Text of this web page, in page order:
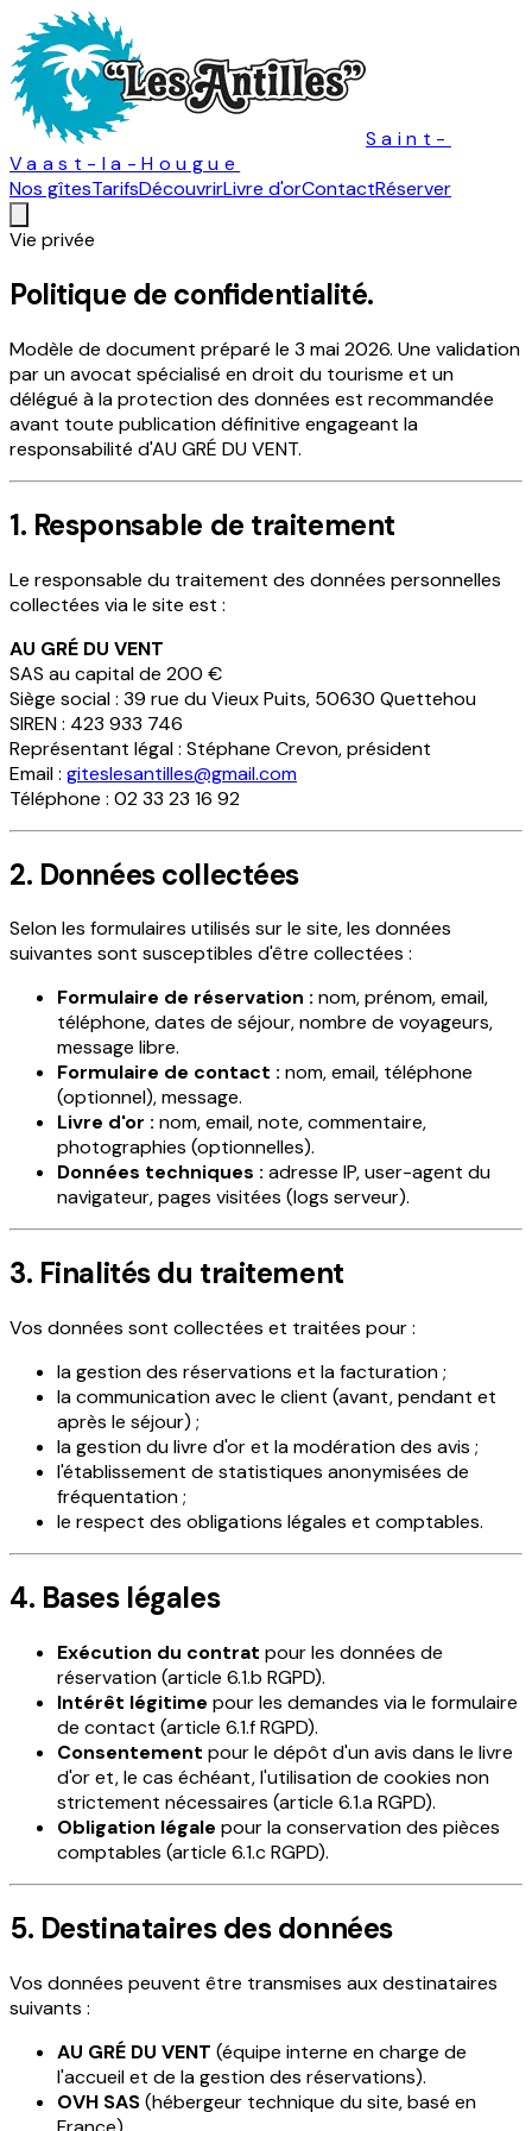
Saint-
Vaast-la-Hougue
Nos gîtesTarifsDécouvrirLivre d'orContactRéserver
Vie privée
Politique de confidentialité.
Modèle de document préparé le 3 mai 2026. Une validation
par un avocat spécialisé en droit du tourisme et un
délégué à la protection des données est recommandée
avant toute publication définitive engageant la
responsabilité d'AU GRÉ DU VENT.
1. Responsable de traitement
Le responsable du traitement des données personnelles
collectées via le site est :
AU GRÉ DU VENT
SAS au capital de 200 €
Siège social : 39 rue du Vieux Puits, 50630 Quettehou
SIREN : 423 933 746
Représentant légal : Stéphane Crevon, président
Email : giteslesantilles@gmail.com
Téléphone : 02 33 23 16 92
2. Données collectées
Selon les formulaires utilisés sur le site, les données
suivantes sont susceptibles d'être collectées :
Formulaire de réservation : nom, prénom, email,
téléphone, dates de séjour, nombre de voyageurs,
message libre.
Formulaire de contact : nom, email, téléphone
(optionnel), message.
Livre d'or : nom, email, note, commentaire,
photographies (optionnelles).
Données techniques : adresse IP, user-agent du
navigateur, pages visitées (logs serveur).
3. Finalités du traitement
Vos données sont collectées et traitées pour :
la gestion des réservations et la facturation ;
la communication avec le client (avant, pendant et
après le séjour) ;
la gestion du livre d'or et la modération des avis ;
l'établissement de statistiques anonymisées de
fréquentation ;
le respect des obligations légales et comptables.
4. Bases légales
Exécution du contrat pour les données de
réservation (article 6.1.b RGPD).
Intérêt légitime pour les demandes via le formulaire
de contact (article 6.1.f RGPD).
Consentement pour le dépôt d'un avis dans le livre
d'or et, le cas échéant, l'utilisation de cookies non
strictement nécessaires (article 6.1.a RGPD).
Obligation légale pour la conservation des pièces
comptables (article 6.1.c RGPD).
5. Destinataires des données
Vos données peuvent être transmises aux destinataires
suivants :
AU GRÉ DU VENT (équipe interne en charge de
l'accueil et de la gestion des réservations).
OVH SAS(hébergeur technique du site, basé en